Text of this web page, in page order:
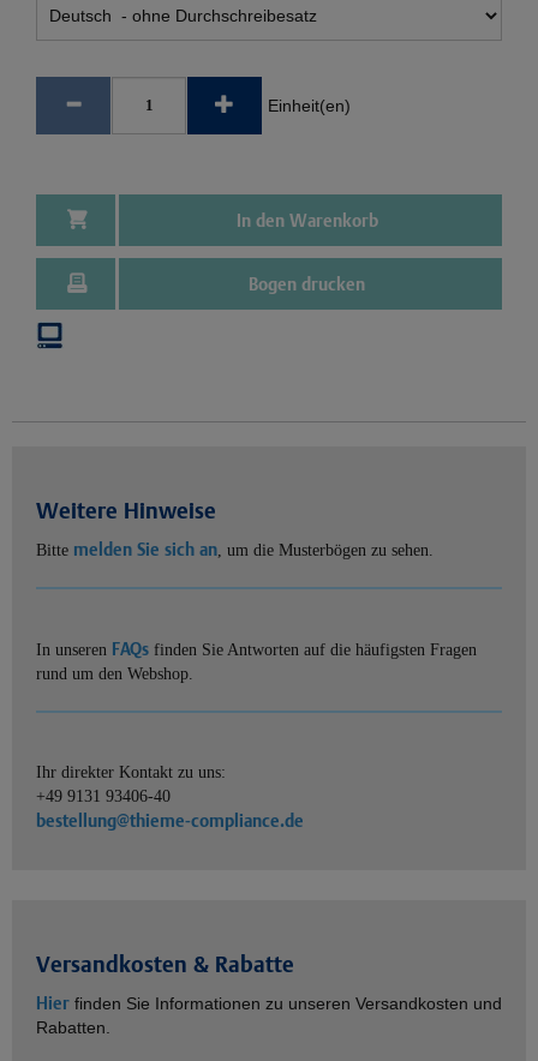
Einheit(en)
In den Warenkorb
Bogen drucken
Weitere Hinweise
Bitte melden Sie sich an, um die Musterbögen zu sehen.
In unseren FAQs finden Sie Antworten auf die häufigsten Fragen
rund um den Webshop.
Ihr direkter Kontakt zu uns:
+49 9131 93406-40
bestellung@thieme-compliance.de
Versandkosten & Rabatte
Hier finden Sie Informationen zu unseren Versandkosten und
Rabatten.